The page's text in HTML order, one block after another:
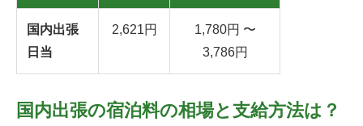
国内出張
日当
2,621円
1,780円 〜
3,786円
国内出張の宿泊料の相場と支給方法は？